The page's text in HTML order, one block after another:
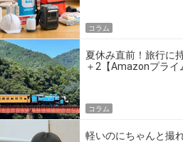
コラム
夏休み直前！旅行に
＋2【Amazonプライ
コラム
軽いのにちゃんと撮